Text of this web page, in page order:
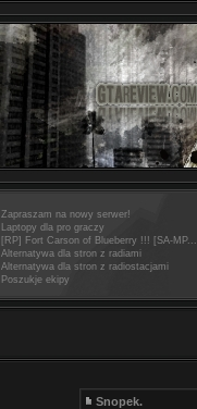
Zapraszam na nowy serwer!
Laptopy dla pro graczy
[RP] Fort Carson of Blueberry !!! [SA-MP...
Alternatywa dla stron z radiami
Alternatywa dla stron z radiostacjami
Poszukje ekipy
Snopek.